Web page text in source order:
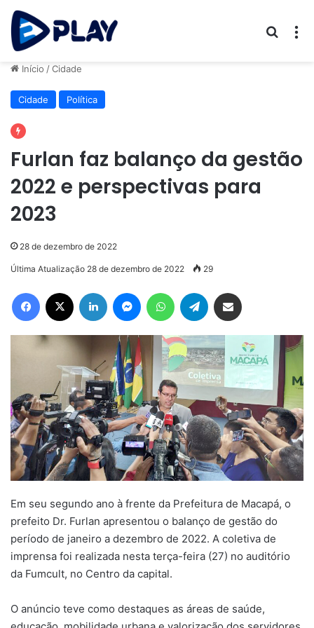
Início /Cidade
Cidade Política
Furlan faz balanço da gestão
2022 e perspectivas para
2023
28 de dezembro de 2022
Última Atualização 28 de dezembro de 2022 29
Facebook Linkedin MessengerWhatsAppTelegram
Em seu segundo ano à frente da Prefeitura de Macapá, o
prefeito Dr. Furlan apresentou o balanço de gestão do
período de janeiro a dezembro de 2022. A coletiva de
imprensa foi realizada nesta terça-feira (27) no auditório
da Fumcult, no Centro da capital.
O anúncio teve como destaques as áreas de saúde,